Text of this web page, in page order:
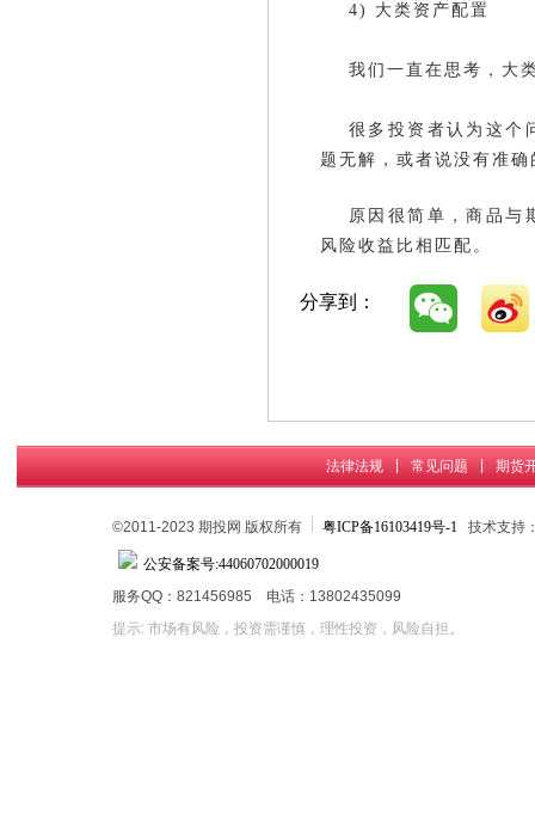
4) 大类资产配置
我们一直在思考，大
很多投资者认为这个
题无解，或者说没有准确
原因很简单，商品与
风险收益比相匹配。
分享到：
法律法规 常见问题 期货
©2011-2023 期投网 版权所有 粤ICP备16103419号-1 技术支持
公安备案号:44060702000019
服务QQ：821456985 电话：13802435099
提示: 市场有风险，投资需谨慎，理性投资，风险自担。